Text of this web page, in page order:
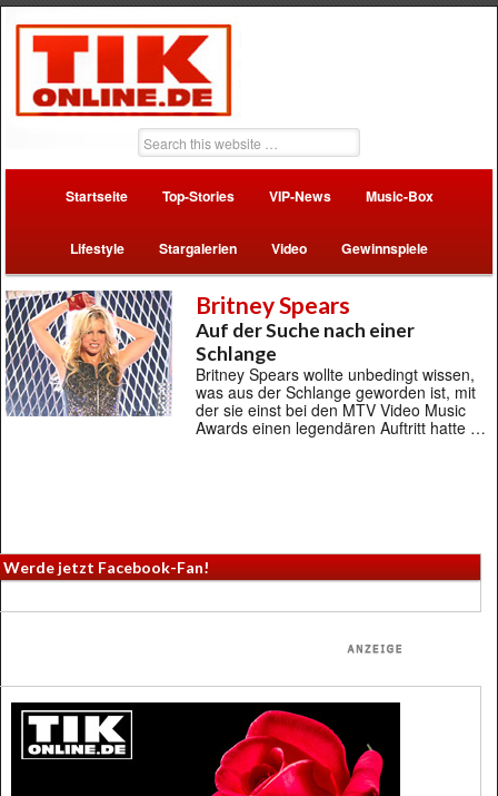
Startseite Top-Stories VIP-News Music-Box
Lifestyle Stargalerien Video Gewinnspiele
Britney Spears
Auf der Suche nach einer
Schlange
Britney Spears wollte unbedingt wissen,
was aus der Schlange geworden ist, mit
der sie einst bei den MTV Video Music
Awards einen legendären Auftritt hatte …
Werde jetzt Facebook-Fan!